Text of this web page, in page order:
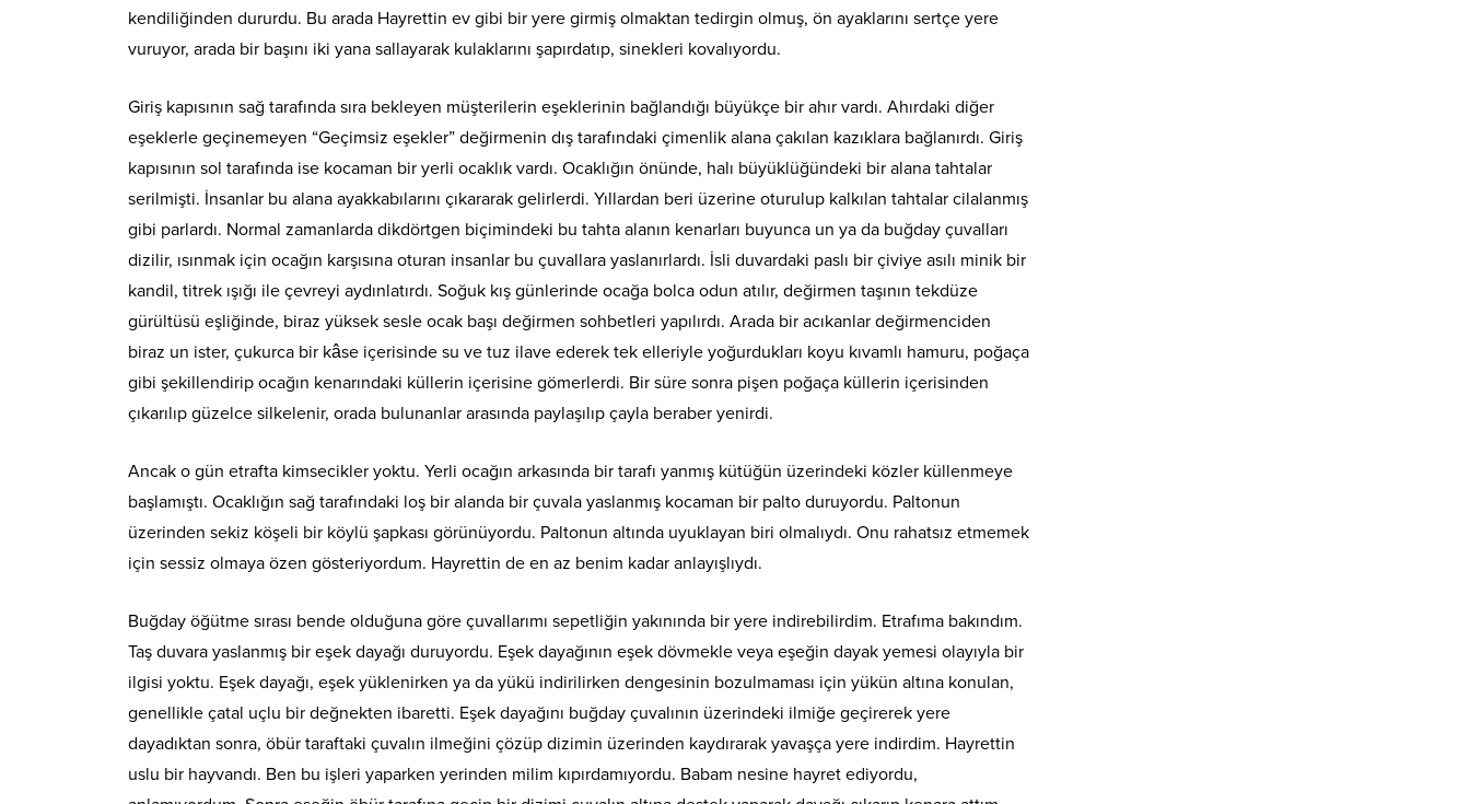
kendiliğinden dururdu. Bu arada Hayrettin ev gibi bir yere girmiş olmaktan tedirgin olmuş, ön ayaklarını sertçe yere
vuruyor, arada bir başını iki yana sallayarak kulaklarını şapırdatıp, sinekleri kovalıyordu.
Giriş kapısının sağ tarafında sıra bekleyen müşterilerin eşeklerinin bağlandığı büyükçe bir ahır vardı. Ahırdaki diğer
eşeklerle geçinemeyen “Geçimsiz eşekler” değirmenin dış tarafındaki çimenlik alana çakılan kazıklara bağlanırdı. Giriş
kapısının sol tarafında ise kocaman bir yerli ocaklık vardı. Ocaklığın önünde, halı büyüklüğündeki bir alana tahtalar
serilmişti. İnsanlar bu alana ayakkabılarını çıkararak gelirlerdi. Yıllardan beri üzerine oturulup kalkılan tahtalar cilalanmış
gibi parlardı. Normal zamanlarda dikdörtgen biçimindeki bu tahta alanın kenarları buyunca un ya da buğday çuvalları
dizilir, ısınmak için ocağın karşısına oturan insanlar bu çuvallara yaslanırlardı. İsli duvardaki paslı bir çiviye asılı minik bir
kandil, titrek ışığı ile çevreyi aydınlatırdı. Soğuk kış günlerinde ocağa bolca odun atılır, değirmen taşının tekdüze
gürültüsü eşliğinde, biraz yüksek sesle ocak başı değirmen sohbetleri yapılırdı. Arada bir acıkanlar değirmenciden
biraz un ister, çukurca bir kâse içerisinde su ve tuz ilave ederek tek elleriyle yoğurdukları koyu kıvamlı hamuru, poğaça
gibi şekillendirip ocağın kenarındaki küllerin içerisine gömerlerdi. Bir süre sonra pişen poğaça küllerin içerisinden
çıkarılıp güzelce silkelenir, orada bulunanlar arasında paylaşılıp çayla beraber yenirdi.
Ancak o gün etrafta kimsecikler yoktu. Yerli ocağın arkasında bir tarafı yanmış kütüğün üzerindeki közler küllenmeye
başlamıştı. Ocaklığın sağ tarafındaki loş bir alanda bir çuvala yaslanmış kocaman bir palto duruyordu. Paltonun
üzerinden sekiz köşeli bir köylü şapkası görünüyordu. Paltonun altında uyuklayan biri olmalıydı. Onu rahatsız etmemek
için sessiz olmaya özen gösteriyordum. Hayrettin de en az benim kadar anlayışlıydı.
Buğday öğütme sırası bende olduğuna göre çuvallarımı sepetliğin yakınında bir yere indirebilirdim. Etrafıma bakındım.
Taş duvara yaslanmış bir eşek dayağı duruyordu. Eşek dayağının eşek dövmekle veya eşeğin dayak yemesi olayıyla bir
ilgisi yoktu. Eşek dayağı, eşek yüklenirken ya da yükü indirilirken dengesinin bozulmaması için yükün altına konulan,
genellikle çatal uçlu bir değnekten ibaretti. Eşek dayağını buğday çuvalının üzerindeki ilmiğe geçirerek yere
dayadıktan sonra, öbür taraftaki çuvalın ilmeğini çözüp dizimin üzerinden kaydırarak yavaşça yere indirdim. Hayrettin
uslu bir hayvandı. Ben bu işleri yaparken yerinden milim kıpırdamıyordu. Babam nesine hayret ediyordu,